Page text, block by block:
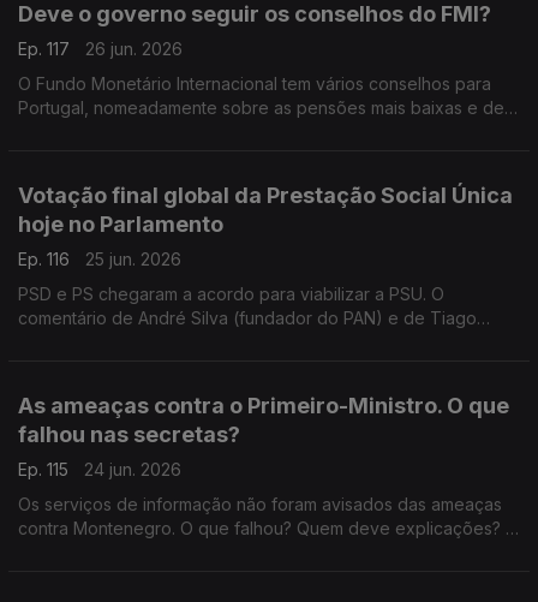
Deve o governo seguir os conselhos do FMI?
Ep. 117
26 jun. 2026
O Fundo Monetário Internacional tem vários conselhos para
Portugal, nomeadamente sobre as pensões mais baixas e de
Votação final global da Prestação Social Única
hoje no Parlamento
Ep. 116
25 jun. 2026
PSD e PS chegaram a acordo para viabilizar a PSU. O
comentário de André Silva (fundador do PAN) e de Tiago
As ameaças contra o Primeiro-Ministro. O que
falhou nas secretas?
Ep. 115
24 jun. 2026
Os serviços de informação não foram avisados das ameaças
contra Montenegro. O que falhou? Quem deve explicações? A